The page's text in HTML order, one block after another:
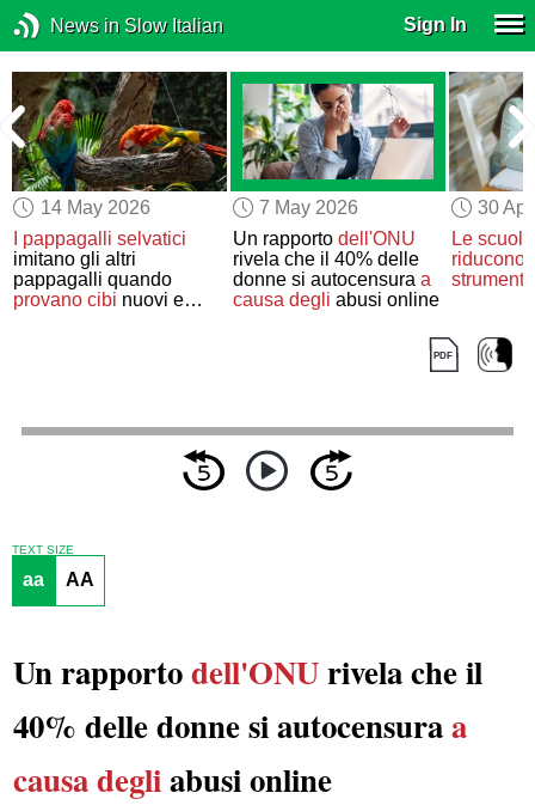
News in Slow Italian Sign In
14 May 2026
I pappagalli selvatici
imitano gli altri
pappagalli quando
provano cibi nuovi e
7 May 2026
Un rapporto dell'ONU
rivela che il 40% delle
donne si autocensura a
causa degli abusi online
30
Le
riducono
TEXT SIZE
aa AA
Un rapportodell'ONUrivela che il
40% delle donne si autocensuraa
causa degliabusi online